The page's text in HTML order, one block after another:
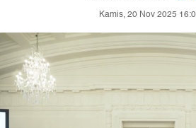
Kamis, 20 Nov 2025